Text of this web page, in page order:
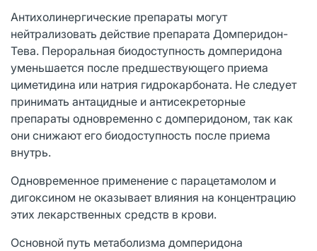
Антихолинергические препараты могут
нейтрализовать действие препарата Домперидон-
Тева. Пероральная биодоступность домперидона
уменьшается после предшествующего приема
циметидина или натрия гидрокарбоната. Не следует
принимать антацидные и антисекреторные
препараты одновременно с домперидоном, так как
они снижают его биодоступность после приема
внутрь.
Одновременное применение с парацетамолом и
дигоксином не оказывает влияния на концентрацию
этих лекарственных средств в крови.
Основной путь метаболизма домперидона